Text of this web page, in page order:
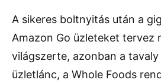
A sikeres boltnyitás után a
Amazon Go üzleteket tervez
világszerte, azonban a
üzletlánc, a Whole Foods